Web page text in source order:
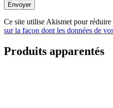
Envoyer
Ce site utilise Akismet pour réduire
sur la façon dont les données de
Produits apparentés